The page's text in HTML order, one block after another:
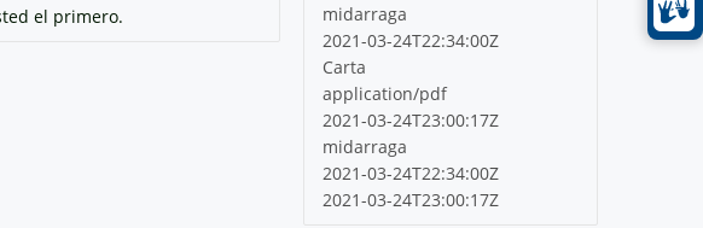
el primero.
midarraga
2021-03-24T22:34:00Z
Carta
application/pdf
2021-03-24T23:00:17Z
midarraga
2021-03-24T22:34:00Z
2021-03-24T23:00:17Z